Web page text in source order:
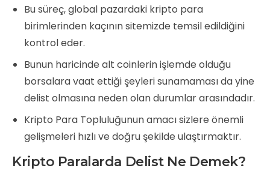
Bu süreç, global pazardaki kripto para
birimlerinden kaçının sitemizde temsil edildiğini
kontrol eder.
Bunun haricinde alt coinlerin işlemde olduğu
borsalara vaat ettiği şeyleri sunamaması da yine
delist olmasına neden olan durumlar arasındadır.
Kripto Para Topluluğunun amacı sizlere önemli
gelişmeleri hızlı ve doğru şekilde ulaştırmaktır.
Kripto Paralarda Delist Ne Demek?